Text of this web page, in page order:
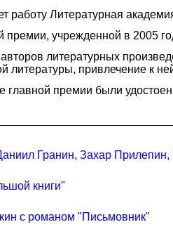
работу Литературная
учрежденной в 2005
литературных
литературы, привлечение к
главной премии были
Гранин, Захар
книги"
с романом "Письмовник"